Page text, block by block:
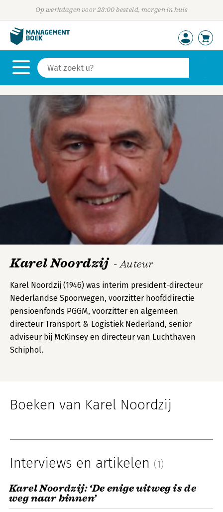
Op werkdagen voor 23:00 besteld, morgen in huis
Karel Noordzij - Auteur
Karel Noordzij (1946) was interim president-directeur
Nederlandse Spoorwegen, voorzitter hoofddirectie
pensioenfonds PGGM, voorzitter en algemeen
directeur Transport & Logistiek Nederland, senior
adviseur bij McKinsey en directeur van Luchthaven
Schiphol.
Boeken van Karel Noordzij
Interviews en artikelen (1)
Karel Noordzij: ‘De enige uitweg is de
weg naar binnen’